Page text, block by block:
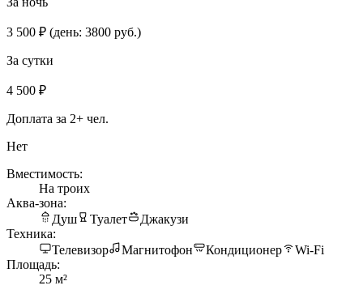
3 500 ₽ (день: 3800 руб.)
За сутки
4 500 ₽
Доплата за 2+ чел.
Нет
Вместимость:
На троих
Аква-зона:
Душ
Туалет
Джакузи
Техника:
Телевизор
Магнитофон Кондиционер
Wi-Fi
Площадь:
25 м²